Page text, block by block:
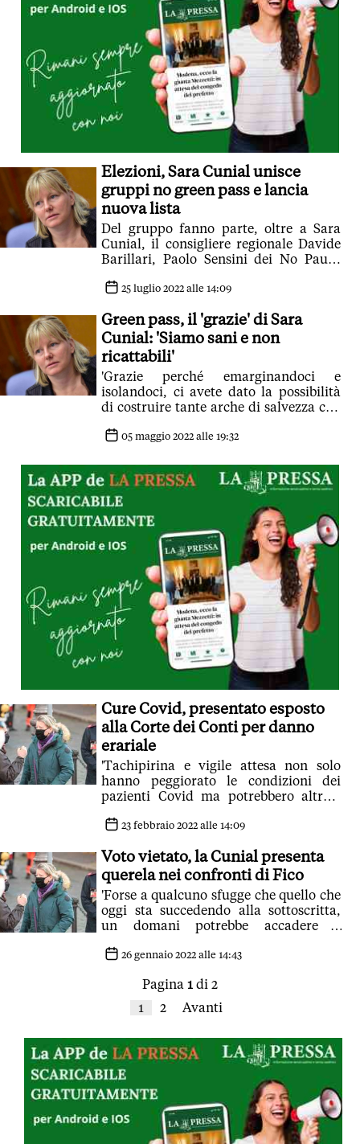
Elezioni, Sara Cunial unisce
gruppi no green pass e lancia
nuova lista
Del gruppo fanno parte, oltre a Sara
Cunial, il consigliere regionale Davide
Barillari, Paolo Sensini dei No Paura
25 luglio 2022 alle 14:09
Green pass, il 'grazie' di Sara
Cunial: 'Siamo sani e non
ricattabili'
'Grazie perché emarginandoci e
isolandoci, ci avete dato la possibilità
di costruire tante arche di salvezza con
05 maggio 2022 alle 19:32
Cure Covid, presentato esposto
alla Corte dei Conti per danno
erariale
'Tachipirina e vigile attesa non solo
hanno peggiorato le condizioni dei
pazienti Covid ma potrebbero altres?
dello Stato'
23 febbraio 2022 alle 14:09
Voto vietato, la Cunial presenta
querela nei confronti di Fico
'Forse a qualcuno sfugge che quello che
oggi sta succedendo alla sottoscritta,
un domani potrebbe accadere a
26 gennaio 2022 alle 14:43
Pagina 1 di 2
1
2 Avanti